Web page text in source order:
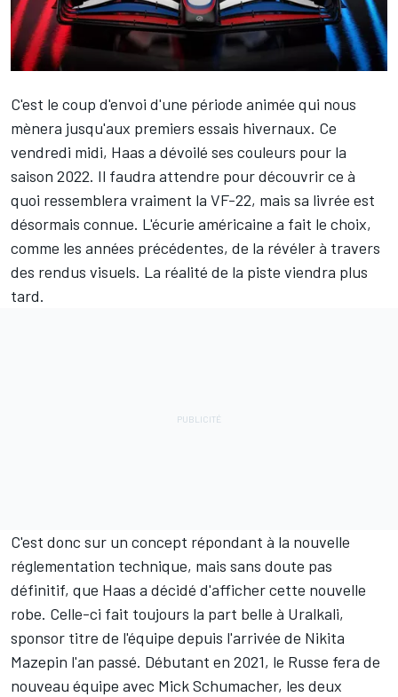
C'est le coup d'envoi d'une période animée qui nous
mènera jusqu'aux premiers essais hivernaux. Ce
vendredi midi, Haas a dévoilé ses couleurs pour la
saison 2022. Il faudra attendre pour découvrir ce à
quoi ressemblera vraiment la VF-22, mais sa livrée est
désormais connue. L'écurie américaine a fait le choix,
comme les années précédentes, de la révéler à travers
des rendus visuels. La réalité de la piste viendra plus
tard.
C'est donc sur un concept répondant à la nouvelle
réglementation technique, mais sans doute pas
définitif, que Haas a décidé d'afficher cette nouvelle
robe. Celle-ci fait toujours la part belle à Uralkali,
sponsor titre de l'équipe depuis l'arrivée de Nikita
Mazepin l'an passé. Débutant en 2021, le Russe fera de
nouveau équipe avec Mick Schumacher, les deux